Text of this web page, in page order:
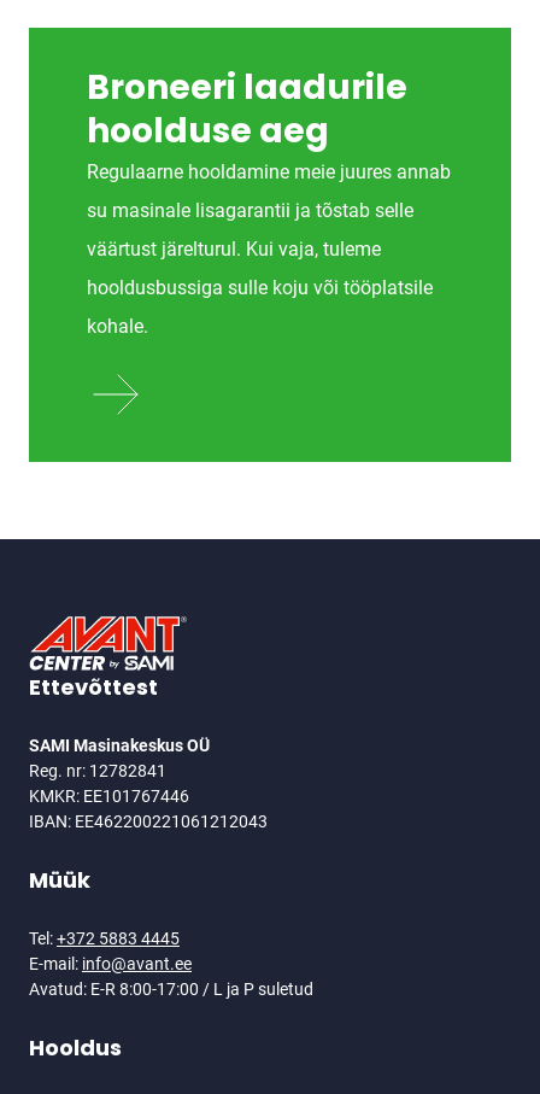
Broneeri laadurile
hoolduse aeg
Regulaarne hooldamine meie juures annab
su masinale lisagarantii ja tõstab selle
väärtust järelturul. Kui vaja, tuleme
hooldusbussiga sulle koju või tööplatsile
kohale.
JALUS
Ettevõttest
SAMI Masinakeskus OÜ
Reg. nr: 12782841
KMKR: EE101767446
IBAN: EE462200221061212043
Müük
Tel:+372 5883 4445
E-mail: info@avant.ee
Avatud: E-R 8:00-17:00 / L ja P suletud
Hooldus